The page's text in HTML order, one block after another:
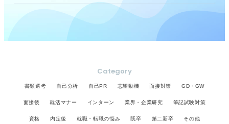
Category
書類選考 自己分析 自己PR 志望動機 面接対策 GD・GW
面接後 就活マナー インターン 業界・企業研究 筆記試験対策
資格 内定後 就職・転職の悩み 既卒 第二新卒 その他